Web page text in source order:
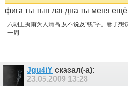
фига ты тып ландна ты меня
六朝王夷甫为人清高,从不说及“钱”字。妻子想
一周
Jgu4iY сказал(-а):
23.05.2009 13:28